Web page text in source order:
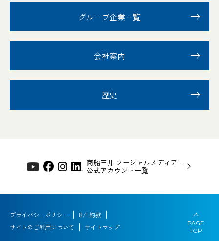
グループ企業一覧
会社案内
歴史
商船三井 ソーシャルメディア
公式アカウント一覧
プライバシーポリシー
B/L約款
サイトのご利用について
サイトマップ
PAGE
TOP